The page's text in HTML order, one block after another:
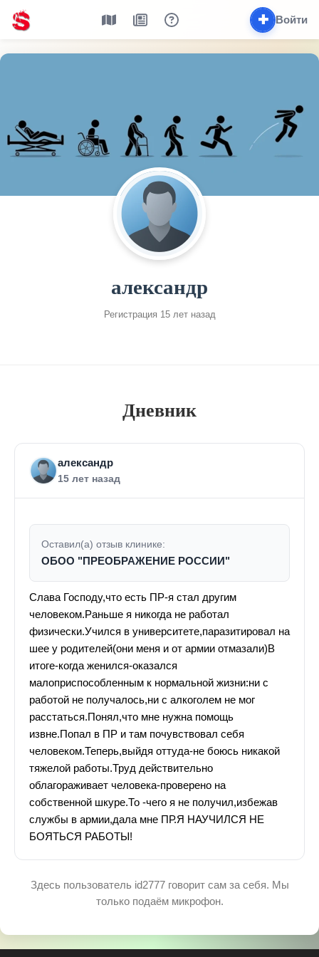
✚ Войти
александр
Регистрация 15 лет назад
Дневник
александр
15 лет назад
Оставил(а) отзыв клинике:
ОБОО "ПРЕОБРАЖЕНИЕ РОССИИ"
Слава Господу,что есть ПР-я стал другим
человеком.Раньше я никогда не работал
физически.Учился в университете,паразитировал на
шее у родителей(они меня и от армии отмазали)В
итоге-когда женился-оказался
малоприспособленным к нормальной жизни:ни с
работой не получалось,ни с алкоголем не мог
расстаться.Понял,что мне нужна помощь
извне.Попал в ПР и там почувствовал себя
человеком.Теперь,выйдя оттуда-не боюсь никакой
тяжелой работы.Труд действительно
облагораживает человека-проверено на
собственной шкуре.То -чего я не получил,избежав
службы в армии,дала мне ПР.Я НАУЧИЛСЯ НЕ
БОЯТЬСЯ РАБОТЫ!
Здесь пользователь id2777 говорит сам за себя. Мы
только подаём микрофон.